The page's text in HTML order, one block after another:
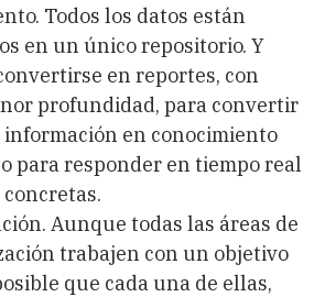
Todos los datos están
en un único repositorio. Y
en reportes, con
profundidad, para convertir
información en conocimiento
para responder en tiempo real
Aunque todas las áreas de
trabajen con un objetivo
que cada una de ellas,